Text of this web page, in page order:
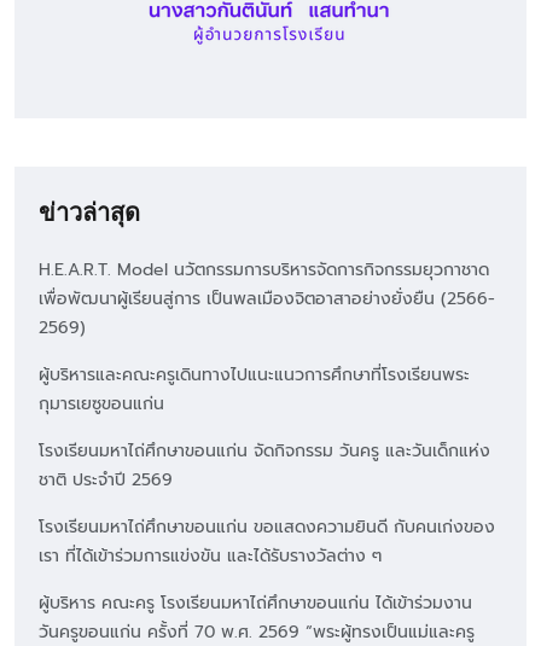
ข่าวล่าสุด
H.E.A.R.T. Model นวัตกรรมการบริหารจัดการกิจกรรมยุวกาชาด
เพื่อพัฒนาผู้เรียนสู่การ เป็นพลเมืองจิตอาสาอย่างยั่งยืน (2566-
2569)
ผู้บริหารและคณะครูเดินทางไปแนะแนวการศึกษาที่โรงเรียนพระ
กุมารเยซูขอนแก่น
โรงเรียนมหาไถ่ศึกษาขอนแก่น จัดกิจกรรม วันครู และวันเด็กแห่ง
ชาติ ประจำปี 2569
โรงเรียนมหาไถ่ศึกษาขอนแก่น ขอแสดงความยินดี กับคนเก่งของ
เรา ที่ได้เข้าร่วมการแข่งขัน และได้รับรางวัลต่าง ๆ
ผู้บริหาร คณะครู โรงเรียนมหาไถ่ศึกษาขอนแก่น ได้เข้าร่วมงาน
วันครูขอนแก่น ครั้งที่ 70 พ.ศ. 2569 “พระผู้ทรงเป็นแม่และครู